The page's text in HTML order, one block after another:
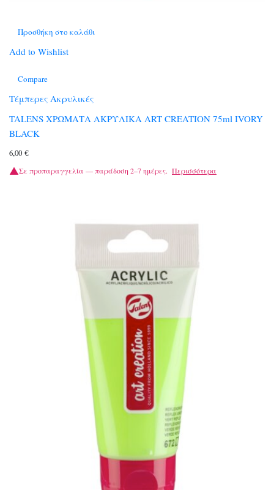
Προσθήκη στο καλάθι
Add to Wishlist
Compare
Τέμπερες Ακρυλικές
TALENS ΧΡΩΜΑΤΑ ΑΚΡΥΛΙΚΑ ART CREATION 75ml IVORY
BLACK
6,00 €
Σε προπαραγγελία — παράδοση 2–7 ημέρες. Περισσότερα